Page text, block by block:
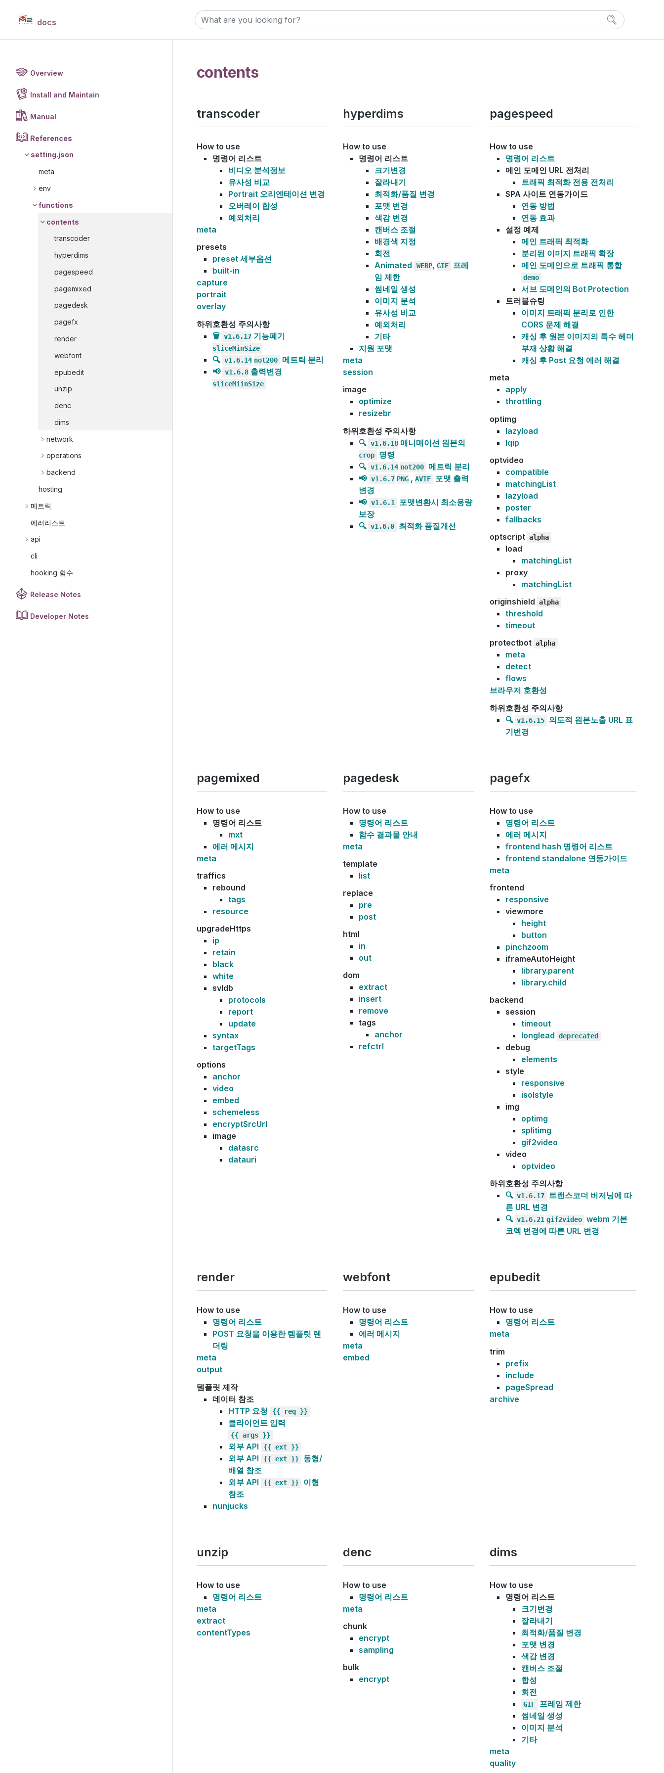
Overview
Install and Maintain
Manual
References
setting.json
meta
env
functions
contents
transcoder
hyperdims
pagespeed
pagemixed
pagedesk
pagefx
render
webfont
epubedit
unzip
denc
dims
network
operations
backend
hosting
메트릭
에러리스트
api
cli
hooking 함수
Release Notes
Developer Notes
docs
contents
transcoder
How to use
명령어 리스트
비디오 분석정보
유사성 비교
Portrait 오리엔테이션 변경
오버레이 합성
예외처리
meta
presets
preset 세부옵션
built-in
capture
portrait
overlay
하위호환성 주의사항
🗑️ v1.6.17기능폐기
sliceMinSize
🔍 v1.6.14 not200
메트릭 분리
📢 v1.6.8출력변경
sliceMiinSize
hyperdims
How to use
명령어 리스트
크기변경
잘라내기
최적화/품질 변경
포맷 변경
색감 변경
캔버스 조절
배경색 지정
회전
Animated
WEBP,GIF
프레
임 제한
썸네일 생성
이미지 분석
유사성 비교
예외처리
기타
지원 포맷
meta
session
image
optimize
resizebr
하위호환성 주의사항
🔍 v1.6.18 애니매이션 원본의
crop
명령
🔍 v1.6.14 not200
메트릭 분리
📢 v1.6.7 PNG ,AVIF
포맷 출력
변경
📢 v1.6.1
포맷변환시 최소용량
보장
🔍 v1.6.0 최적화 품질개선
pagespeed
How to use
명령어 리스트
메인 도메인 URL 전처리
트래픽 최적화 전용 전처리
SPA 사이트 연동가이드
연동 방법
연동 효과
설정 예제
메인 트래픽 최적화
분리된 이미지 트래픽 확장
메인 도메인으로 트래픽 통합
demo
서브 도메인의 Bot Protection
트러블슈팅
이미지 트래픽 분리로 인한
CORS 문제 해결
캐싱 후 원본 이미지의 특수 헤더
부재 상황 해결
캐싱 후 Post 요청 에러 해결
meta
apply
throttling
optimg
lazyload
lqip
optvideo
compatible
matchingList
lazyload
poster
fallbacks
optscript alpha
load
matchingList
proxy
matchingList
originshield alpha
threshold
timeout
protectbot alpha
meta
detect
flows
브라우저 호환성
하위호환성 주의사항
🔍 v1.6.15
의도적 원본노출 URL 표
기변경
pagemixed
How to use
명령어 리스트
mxt
에러 메시지
meta
traffics
rebound
tags
resource
upgradeHttps
ip
retain
black
white
svldb
protocols
report
update
syntax
targetTags
options
anchor
video
embed
schemeless
encryptSrcUrl
image
datasrc
datauri
pagedesk
How to use
명령어 리스트
함수 결과물 안내
meta
template
list
replace
pre
post
html
in
out
dom
extract
insert
remove
tags
anchor
refctrl
pagefx
How to use
명령어 리스트
에러 메시지
frontend hash 명령어 리스트
frontend standalone 연동가이드
meta
frontend
responsive
viewmore
height
button
pinchzoom
iframeAutoHeight
library.parent
library.child
backend
session
timeout
longlead deprecated
debug
elements
style
responsive
isolstyle
img
optimg
splitimg
gif2video
video
optvideo
하위호환성 주의사항
🔍 v1.6.17
트랜스코더 버저닝에 따
른 URL 변경
🔍 v1.6.21 gif2video webm 기본
코덱 변경에 따른 URL 변경
render
How to use
명령어 리스트
POST 요청을 이용한 템플릿 렌
더링
meta
output
템플릿 제작
데이터 참조
HTTP 요청
{{ req }}
클라이언트 입력
{{ args }}
외부 API {{ ext }}
외부 API {{ ext }}
동형/
배열 참조
외부 API
{{ ext }}
이형
참조
nunjucks
webfont
How to use
명령어 리스트
에러 메시지
meta
embed
epubedit
How to use
명령어 리스트
meta
trim
prefix
include
pageSpread
archive
unzip
How to use
명령어 리스트
meta
extract
contentTypes
denc
How to use
명령어 리스트
meta
chunk
encrypt
sampling
bulk
encrypt
dims
How to use
명령어 리스트
크기변경
잘라내기
최적화/품질 변경
포맷 변경
색감 변경
캔버스 조절
합성
회전
GIF
프레임 제한
썸네일 생성
이미지 분석
기타
meta
quality